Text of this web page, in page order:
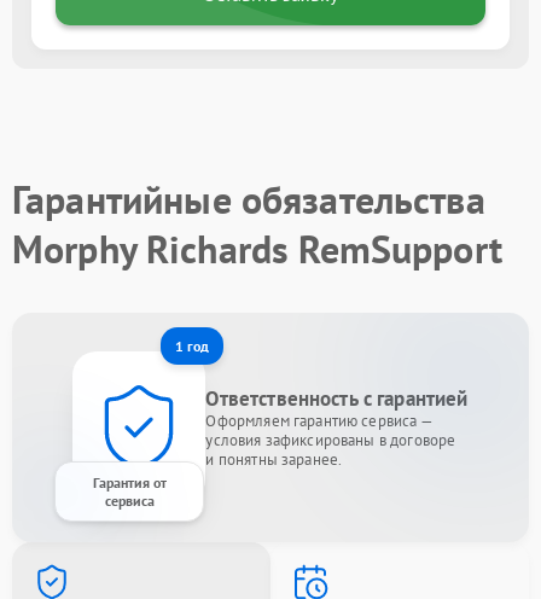
Гарантийные обязательства
Morphy Richards RemSupport
1 год
Гарантия от
сервиса
Ответственность с гарантией
Оформляем гарантию сервиса —
условия зафиксированы в договоре
и понятны заранее.